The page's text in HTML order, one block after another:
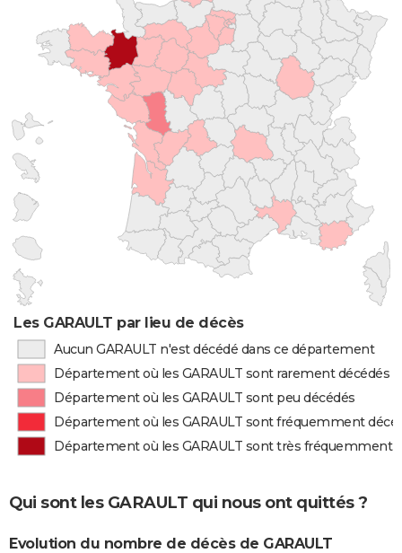
Les GARAULT par lieu de décès
Aucun GARAULT n'est décédé dans ce département
Département où les GARAULT sont rarement décédés
Département où les GARAULT sont peu décédés
Département où les GARAULT sont fréquemment
Département où les GARAULT sont très fréquemment
Qui sont les GARAULT qui nous ont quittés ?
Evolution du nombre de décès de GARAULT